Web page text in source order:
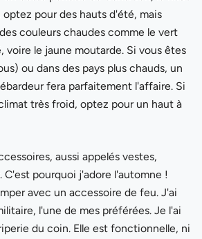
optez pour des hauts d'été, mais
couleurs chaudes comme le vert
voire le jaune moutarde. Si vous êtes
ou dans des pays plus chauds, un
fera parfaitement l'affaire. Si
très froid, optez pour un haut à
aussi appelés vestes,
C'est pourquoi j'adore l'automne !
avec un accessoire de feu. J'ai
l'une de mes préférées. Je l'ai
du coin. Elle est fonctionnelle, ni